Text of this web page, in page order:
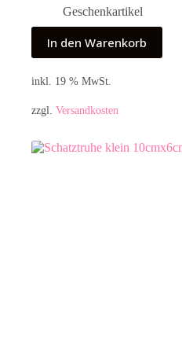
Geschenkartikel
In den Warenkorb
inkl. 19 % MwSt.
zzgl. Versandkosten